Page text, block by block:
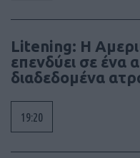
Litening: Η
επενδύει σε ένα
διαδεδομένα
19:20